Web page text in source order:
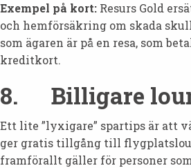
Exempel på kort: Resurs Gold
och hemförsäkring om skada
som ägaren är på en resa, som
kreditkort.
8. Billigare
Ett lite ”lyxigare” spartips är att
ger gratis tillgång till
framförallt gäller för personer